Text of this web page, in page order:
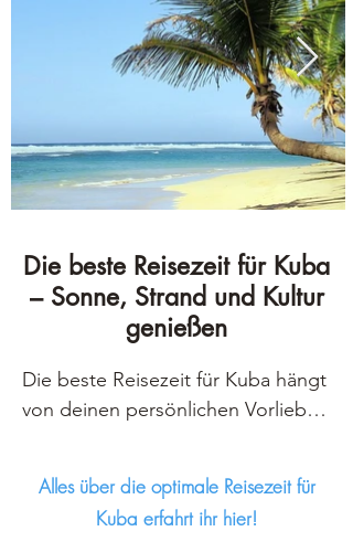
Die beste Reisezeit für Kuba
– Sonne, Strand und Kultur
genießen
Die beste Reisezeit für Kuba hängt
von deinen persönlichen Vorlieben
bis April als die angenehmste Zeit,
um die Insel zu besuchen. Das
Alles über die optimale Reisezeit für
Kuba erfahrt ihr hier!